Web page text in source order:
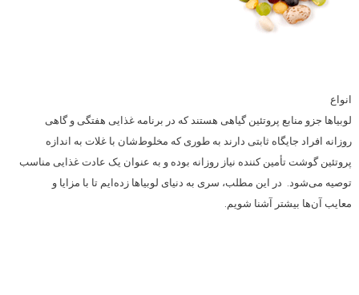
انواع
لوبیاها جزو منابع پروتئین گیاهی هستند که در برنامه غذایی هفتگی و گاهی
روزانه افراد جایگاه ثابتی دارند به طوری که مخلوط‌شان با غلات به اندازه
پروتئین گوشت تأمین کننده نیاز روزانه بوده و به عنوان یک عادت غذایی مناسب
توصیه می‌شود. در این مطلب، سری به دنیای لوبیاها زده‌ایم تا با مزایا و
معایب آن‌ها بیشتر آشنا شویم.